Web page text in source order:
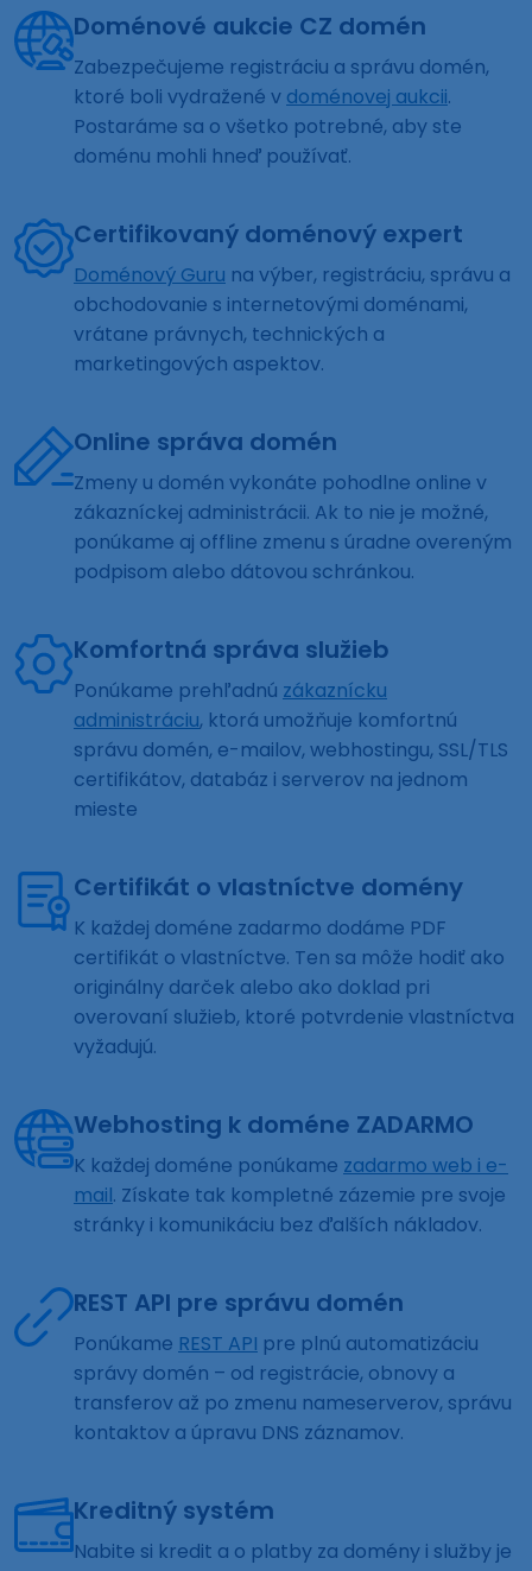
Doménové aukcie CZ domén
Zabezpečujeme registráciu a správu domén,
ktoré boli vydražené v doménovej aukcii.
Postaráme sa o všetko potrebné, aby ste
doménu mohli hneď používať.
Certifikovaný doménový expert
Doménový Guru na výber, registráciu, správu a
obchodovanie s internetovými doménami,
vrátane právnych, technických a
marketingových aspektov.
Online správa domén
Zmeny u domén vykonáte pohodlne online v
zákazníckej administrácii. Ak to nie je možné,
ponúkame aj offline zmenu s úradne overeným
podpisom alebo dátovou schránkou.
Komfortná správa služieb
Ponúkame prehľadnú zákaznícku
administráciu, ktorá umožňuje komfortnú
správu domén, e-mailov, webhostingu, SSL/TLS
certifikátov, databáz i serverov na jednom
mieste
Certifikát o vlastníctve domény
K každej doméne zadarmo dodáme PDF
certifikát o vlastníctve. Ten sa môže hodiť ako
originálny darček alebo ako doklad pri
overovaní služieb, ktoré potvrdenie vlastníctva
vyžadujú.
Webhosting k doméne ZADARMO
K každej doméne ponúkame zadarmo web i e-
mail. Získate tak kompletné zázemie pre svoje
stránky i komunikáciu bez ďalších nákladov.
REST API pre správu domén
Ponúkame REST API pre plnú automatizáciu
správy domén – od registrácie, obnovy a
transferov až po zmenu nameserverov, správu
kontaktov a úpravu DNS záznamov.
Kreditný systém
Nabite si kredit a o platby za domény i služby je